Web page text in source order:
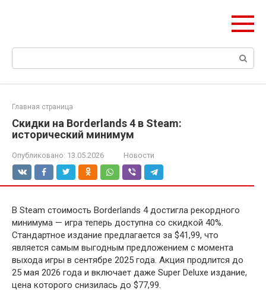
Поиск:
Главная страница
Скидки на Borderlands 4 в Steam:
исторический минимум
Опубликовано: 13.05.2026 Новости
В Steam стоимость Borderlands 4 достигла рекордного
минимума — игра теперь доступна со скидкой 40%.
Стандартное издание предлагается за $41,99, что
является самым выгодным предложением с момента
выхода игры в сентябре 2025 года. Акция продлится до
25 мая 2026 года и включает даже Super Deluxe издание,
цена которого снизилась до $77,99.